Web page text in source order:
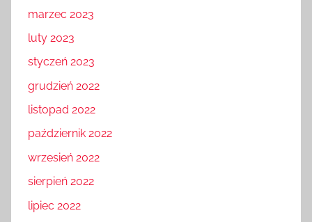
marzec 2023
luty 2023
styczeń 2023
grudzień 2022
listopad 2022
październik 2022
wrzesień 2022
sierpień 2022
lipiec 2022